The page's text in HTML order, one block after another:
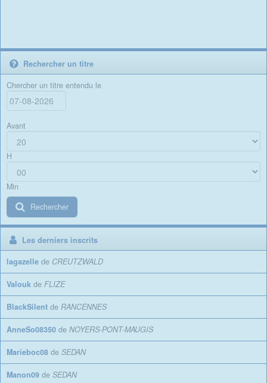
Rechercher un titre
Chercher un titre entendu le
Avant
H
Min
Rechercher
Les derniers inscrits
lagazelle de CREUTZWALD
Valouk de FLIZE
BlackSilent de RANCENNES
AnneSo08350 de NOYERS-PONT-MAUGIS
Marieboc08 de SEDAN
Manon09 de SEDAN